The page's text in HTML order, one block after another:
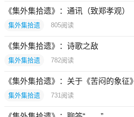
《集外集拾遗》：通讯（致郑孝观）
集外集拾遗 805阅读
《集外集拾遗》：诗歌之敌
集外集拾遗 782阅读
《集外集拾遗》：关于《苦闷的象征》
集外集拾遗 731 阅读